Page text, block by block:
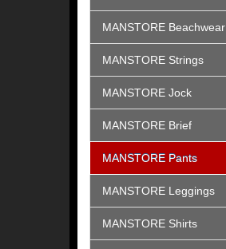
MANSTORE Beachwear
MANSTORE Strings
MANSTORE Jock
MANSTORE Brief
MANSTORE Pants
MANSTORE Leggings
MANSTORE Shirts